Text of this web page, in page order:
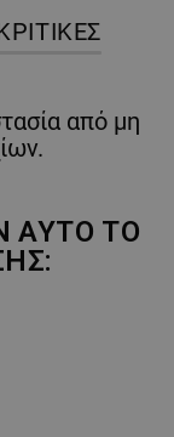
από μη
ΑΥΤΌ ΤΟ